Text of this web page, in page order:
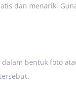
dan menarik.
bentuk foto